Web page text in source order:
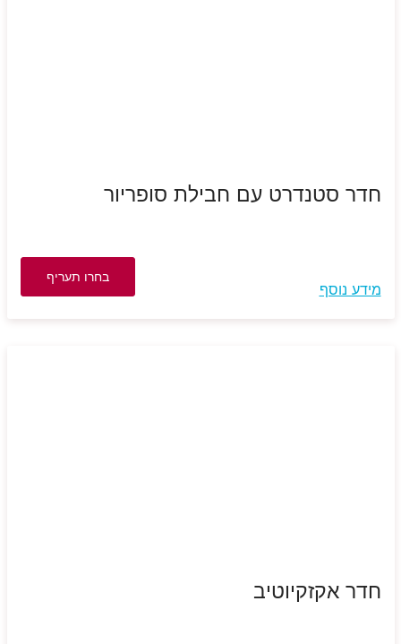
חדר סטנדרט עם חבילת סופריור
מידע נוסף
בחרו תעריף
חדר אקזקיוטיב